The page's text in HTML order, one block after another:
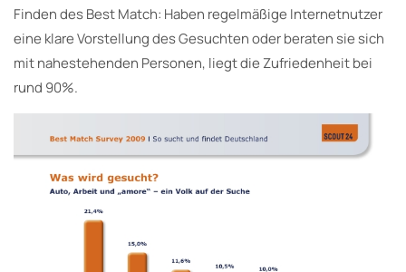
Finden des Best Match: Haben regelmäßige Internetnutzer
eine klare Vorstellung des Gesuchten oder beraten sie sich
mit nahestehenden Personen, liegt die Zufriedenheit bei
rund 90%.